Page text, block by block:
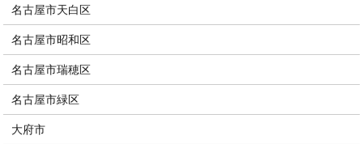
名古屋市天白区
名古屋市昭和区
名古屋市瑞穂区
名古屋市緑区
大府市